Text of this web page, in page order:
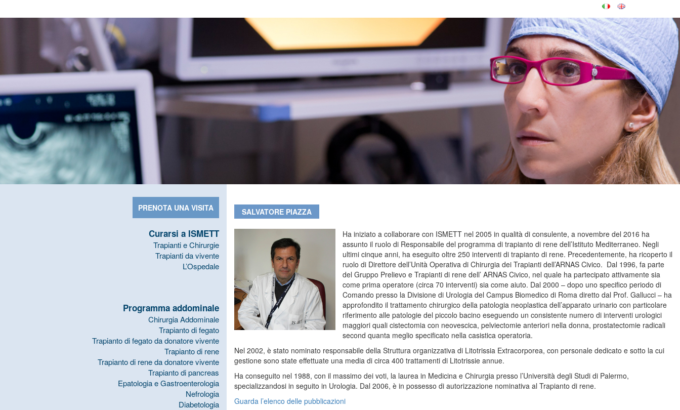
PRENOTA UNA VISITA
Curarsi a ISMETT
Trapianti e Chirurgie
Trapianti da vivente
L’Ospedale
Programma addominale
Chirurgia Addominale
Trapianto di fegato
Trapianto di fegato da donatore vivente
Trapianto di rene
Trapianto di rene da donatore vivente
Trapianto di pancreas
Epatologia e Gastroenterologia
Nefrologia
Diabetologia
SALVATORE PIAZZA
Ha iniziato a collaborare con ISMETT nel 2005 in qualità di consulente, a novembre del 2016 ha
assunto il ruolo di Responsabile del programma di trapianto di rene dell’Istituto Mediterraneo. Negli
ultimi cinque anni, ha eseguito oltre 250 interventi di trapianto di rene. Precedentemente, ha ricoperto il
ruolo di Direttore dell’Unità Operativa di Chirurgia dei Trapianti dell’ARNAS Civico. Dal 1996, fa parte
del Gruppo Prelievo e Trapianti di rene dell’ ARNAS Civico, nel quale ha partecipato attivamente sia
come prima operatore (circa 70 interventi) sia come aiuto. Dal 2000 – dopo uno specifico periodo di
Comando presso la Divisione di Urologia del Campus Biomedico di Roma diretto dal Prof. Gallucci – ha
approfondito il trattamento chirurgico della patologia neoplastica dell’apparato urinario con particolare
riferimento alle patologie del piccolo bacino eseguendo un consistente numero di interventi urologici
maggiori quali cistectomia con neovescica, pelviectomie anteriori nella donna, prostatectomie radicali
second quanta meglio specificato nella casistica operatoria.
Nel 2002, è stato nominato responsabile della Struttura organizzativa di Litotrissia Extracorporea, con personale dedicato e sotto la cui
gestione sono state effettuate una media di circa 400 trattamenti di Litotrissie annue.
Ha conseguito nel 1988, con il massimo dei voti, la laurea in Medicina e Chirurgia presso l’Università degli Studi di Palermo,
specializzandosi in seguito in Urologia. Dal 2006, è in possesso di autorizzazione nominativa al Trapianto di rene.
Guarda l’elenco delle pubblicazioni